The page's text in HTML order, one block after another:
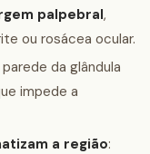
palpebral,
ou rosácea ocular.
da glândula
impede a
a região: